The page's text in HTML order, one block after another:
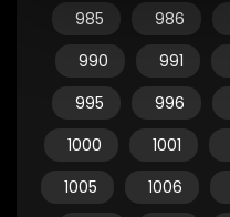
985
986
990
991
995
996
1000
1001
1005
1006